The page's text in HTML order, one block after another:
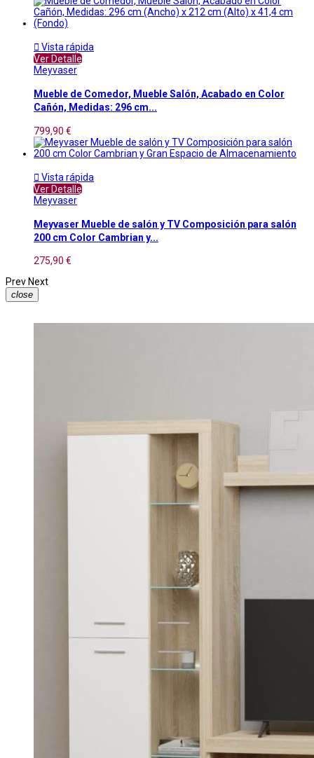
 Vista rápida
Ver Detalle
Meyvaser
Mueble de Comedor, Mueble Salón, Acabado en Color
Cañón, Medidas: 296 cm...
799,90 €
 Vista rápida
Ver Detalle
Meyvaser
Meyvaser Mueble de salón y TV Composición para salón
200 cm Color Cambrian y...
275,90 €
Prev Next
close